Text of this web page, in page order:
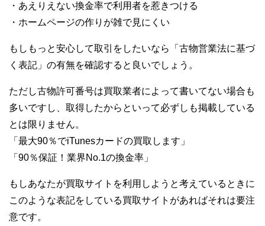
・あえりえない換金率で利用者を惹きつける
・ホームページの作りが雑で見にくい
もしもっと安心して取引をしたいなら「古物営業法に基づ
く表記」の有無を確認すると良いでしょう。
ただし古物許可番号は買取業者によって書いてない場合も
多いですし、取得したからといって必ずしも掲載している
とは限りません。
「最大90％でiTunesカードの買取します」
「90％保証！業界No.1の換金率」
もしあなたが買取サイトを利用しようと考えているときに
このような表記をしている買取サイトがあればそれは要注
意です。